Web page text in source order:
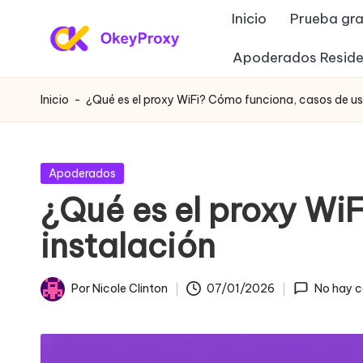
P
r
xi
e
s
r
e
potentes
proxies
HTTP(S)/SOCKS5,
sobre
proxies
web
gratuitos
de
prueba,
tutoriales
Inicio Prueba
Apoderados
Inicio - ¿Qué es el proxy WiFi? Cómo funciona, casos de
Publicada
Apoderados
¿Qué es el proxy
instalación
Publicado
Por Nicole Clinton 07/01/2026 No hay